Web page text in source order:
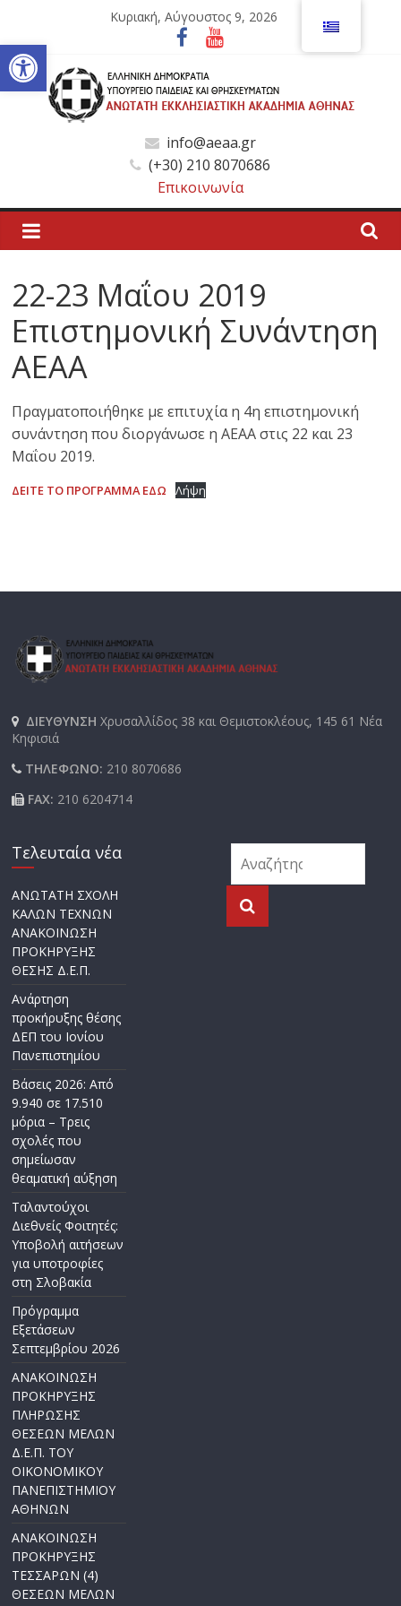
Ανοίξτε τη γραμμή εργαλείων
περιεχόμενο
Κυριακή, Αύγουστος 9, 2026
Ανώτατη
Εκκλησιαστική
Ακαδημία
Αθηνών
Ανώτατη
Εκκλησιαστική
Ακαδημία
info@aeaa.gr
(+30) 210 8070686
Επικοινωνία
22-23 Μαΐου 2019
Επιστημονική Συνάντηση
ΑΕΑΑ
Πραγματοποιήθηκε με επιτυχία η 4η επιστημονική
συνάντηση που διοργάνωσε η ΑΕΑΑ στις 22 και 23
Μαΐου 2019.
ΔΕΙΤΕ ΤΟ ΠΡΟΓΡΑΜΜΑ ΕΔΩ Λήψη
ΔΙΕΥΘΥΝΣΗΧρυσαλλίδος 38 και Θεμιστοκλέους, 145 61 Νέα
Κηφισιά
ΤΗΛΕΦΩΝΟ: 210 8070686
FAX: 210 6204714
Τελευταία νέα
ΑΝΩΤΑΤΗ ΣΧΟΛΗ
ΚΑΛΩΝ ΤΕΧΝΩΝ
ΑΝΑΚΟΙΝΩΣΗ
ΠΡΟΚΗΡΥΞΗΣ
ΘΕΣΗΣ Δ.Ε.Π.
Ανάρτηση
προκήρυξης θέσης
ΔΕΠ του Ιονίου
Πανεπιστημίου
Βάσεις 2026: Από
9.940 σε 17.510
μόρια – Τρεις
σχολές που
σημείωσαν
θεαματική αύξηση
Ταλαντούχοι
Διεθνείς Φοιτητές:
Υποβολή αιτήσεων
για υποτροφίες
στη Σλοβακία
Πρόγραμμα
Εξετάσεων
Σεπτεμβρίου 2026
ΑΝΑΚΟΙΝΩΣΗ
ΠΡΟΚΗΡΥΞΗΣ
ΠΛΗΡΩΣΗΣ
ΘΕΣΕΩΝ ΜΕΛΩΝ
Δ.Ε.Π. ΤΟΥ
ΟΙΚΟΝΟΜΙΚΟΥ
ΠΑΝΕΠΙΣΤΗΜΙΟΥ
ΑΘΗΝΩΝ
ΑΝΑΚΟΙΝΩΣΗ
ΠΡΟΚΗΡΥΞΗΣ
ΤΕΣΣΑΡΩΝ (4)
ΘΕΣΕΩΝ ΜΕΛΩΝ